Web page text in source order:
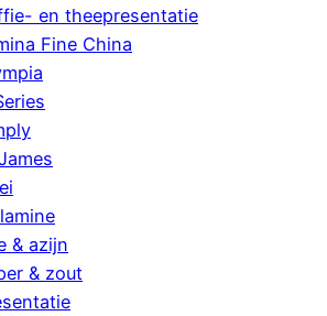
en theepresentatie
Fine China
& azijn
& zout